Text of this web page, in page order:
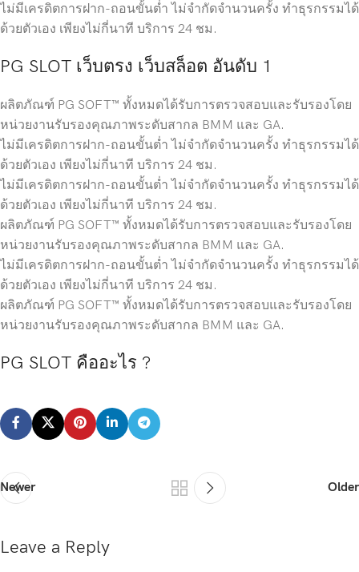
ไม่มีเครดิตการฝาก-ถอนขั้นต่ำ ไม่จำกัดจำนวนครั้ง ทำธุรกรรมได้
ด้วยตัวเอง เพียงไม่กี่นาที บริการ 24 ชม.
PG SLOT เว็บตรง เว็บสล็อต อันดับ 1
ผลิตภัณฑ์ PG SOFT™ ทั้งหมดได้รับการตรวจสอบและรับรองโดย
หน่วยงานรับรองคุณภาพระดับสากล BMM และ GA.
ไม่มีเครดิตการฝาก-ถอนขั้นต่ำ ไม่จำกัดจำนวนครั้ง ทำธุรกรรมได้
ด้วยตัวเอง เพียงไม่กี่นาที บริการ 24 ชม.
ไม่มีเครดิตการฝาก-ถอนขั้นต่ำ ไม่จำกัดจำนวนครั้ง ทำธุรกรรมได้
ด้วยตัวเอง เพียงไม่กี่นาที บริการ 24 ชม.
ผลิตภัณฑ์ PG SOFT™ ทั้งหมดได้รับการตรวจสอบและรับรองโดย
หน่วยงานรับรองคุณภาพระดับสากล BMM และ GA.
ไม่มีเครดิตการฝาก-ถอนขั้นต่ำ ไม่จำกัดจำนวนครั้ง ทำธุรกรรมได้
ด้วยตัวเอง เพียงไม่กี่นาที บริการ 24 ชม.
ผลิตภัณฑ์ PG SOFT™ ทั้งหมดได้รับการตรวจสอบและรับรองโดย
หน่วยงานรับรองคุณภาพระดับสากล BMM และ GA.
PG SLOT คืออะไร ?
Newer Older
Leave a Reply